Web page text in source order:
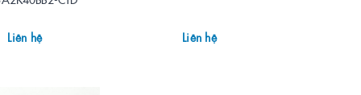
Liên hệ Liên hệ